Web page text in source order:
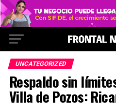
UNCATEGORIZED
Respaldo sin
Villa de Pozos: